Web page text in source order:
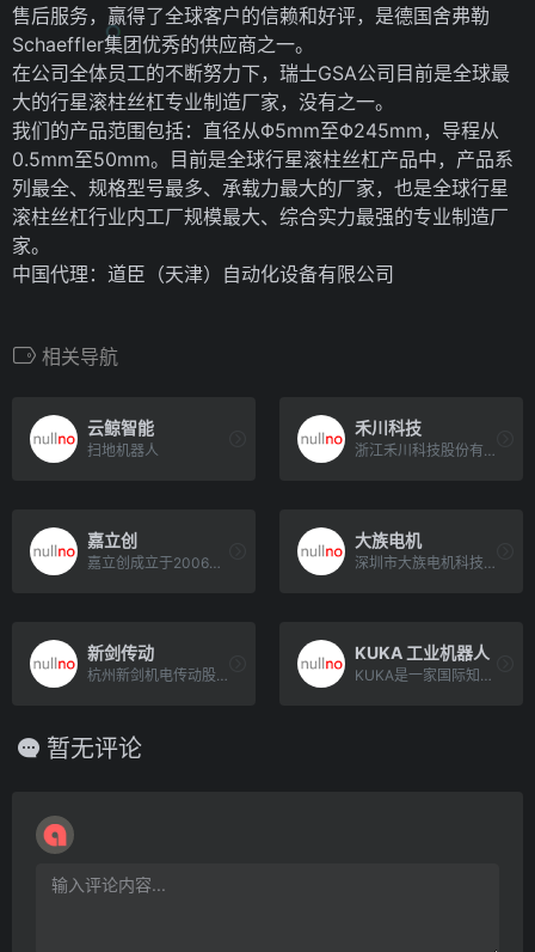
售后服务，赢得了全球客户的信赖和好评，是德国舍弗勒
Schaeffler集团优秀的供应商之一。
在公司全体员工的不断努力下，瑞士GSA公司目前是全球最
大的行星滚柱丝杠专业制造厂家，没有之一。
我们的产品范围包括：直径从Φ5mm至Φ245mm，导程从
0.5mm至50mm。目前是全球行星滚柱丝杠产品中，产品系
列最全、规格型号最多、承载力最大的厂家，也是全球行星
滚柱丝杠行业内工厂规模最大、综合实力最强的专业制造厂
家。
中国代理：道臣（天津）自动化设备有限公司
相关导航
云鲸智能
扫地机器人
禾川科技
浙江禾川科技股份有限公司成立于2011年11月，是一家专注于工业自动化产品的研发、制造、销售及应用集成，致力于[…]
嘉立创
嘉立创成立于2006年，是行业较早实现数字化转型的高新技术企业之一，专注于PCB打样/小批量、SMT贴片、激光[…]
大族电机
深圳市大族电机科技有限公司为上市公司大族激光（股票代码：002008）的全资子公司，是集研发、生产和销售为一体[…]
新剑传动
杭州新剑机电传动股份有限公司成立于1999年，专精特新企业，专业从事研发生产；CNC车磨精密轴、小模数切削、滚[…]
KUKA 工业机器人
KUKA是一家国际知名的自动化集团公司，营业额高达33亿欧元，拥有约15,000名员工。公司总部位于德[…]
暂无评论